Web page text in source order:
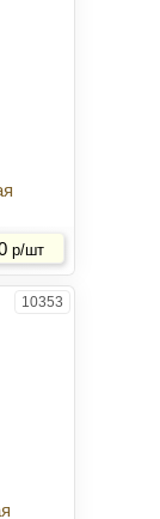
р/шт
10353